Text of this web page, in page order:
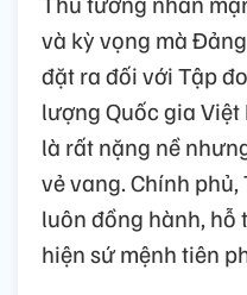
và kỳ vọng mà
đặt ra đối với Tập
lượng Quốc gia
là rất nặng nề
vẻ vang. Chính
luôn đồng hành,
hiện sứ mệnh tiên